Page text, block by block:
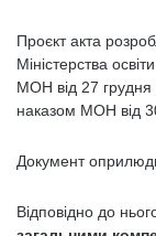
Проєкт акта
Міністерства
МОН від 27
наказом МОН від
Документ
Відповідно до